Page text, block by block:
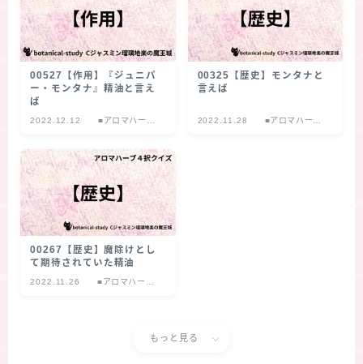
00527【作用】『ジュニパ
ー・モンタナ』精油と言え
ば
2022.12.12
■アロマハーブ
00325【歴史】モンタナと
言えば
2022.11.28
■アロマハーブ
00267【歴史】魔除けとし
て期待されていた精油
2022.11.26
■アロマハーブ
もっと見る